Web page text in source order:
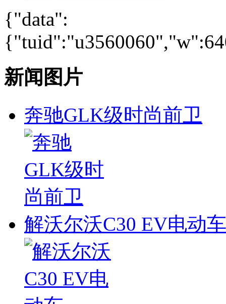
{"data":
新闻图片
奔驰GLK级时尚前卫
解沃尔沃C30 EV电动车